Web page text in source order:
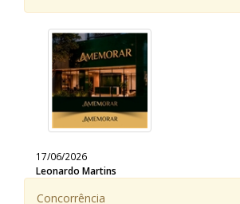
17/06/2026
Leonardo Martins
Concorrência